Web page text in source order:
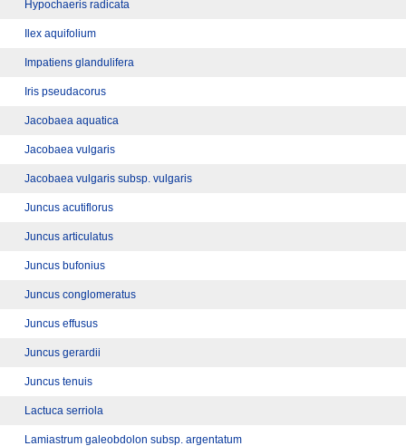
Hypochaeris radicata
Ilex aquifolium
Impatiens glandulifera
Iris pseudacorus
Jacobaea aquatica
Jacobaea vulgaris
Jacobaea vulgaris subsp. vulgaris
Juncus acutiflorus
Juncus articulatus
Juncus bufonius
Juncus conglomeratus
Juncus effusus
Juncus gerardii
Juncus tenuis
Lactuca serriola
Lamiastrum galeobdolon subsp. argentatum